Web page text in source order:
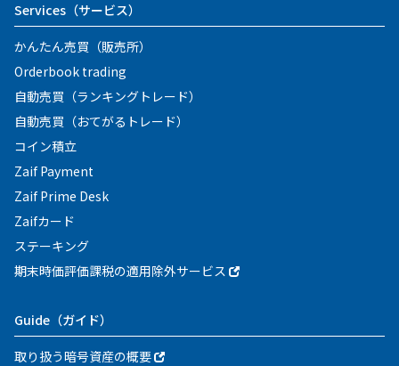
Services （サービス）
かんたん売買（販売所）
Orderbook trading
自動売買（ランキングトレード）
自動売買（おてがるトレード）
コイン積立
Zaif Payment
Zaif Prime Desk
Zaifカード
ステーキング
期末時価評価課税の適用除外サービス
Guide （ガイド）
取り扱う暗号資産の概要